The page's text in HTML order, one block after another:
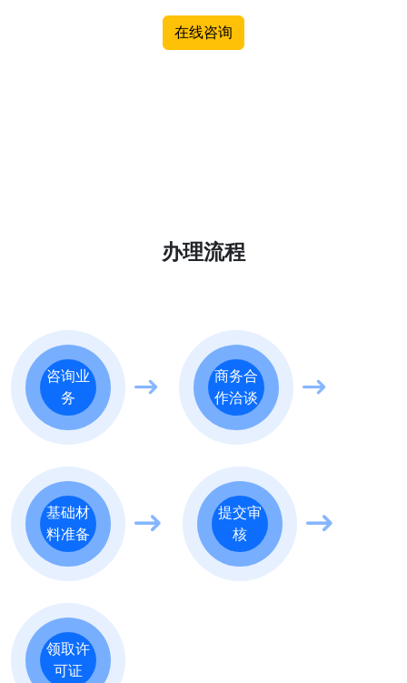
在线咨询
办理流程
咨询业
务
商务合
作洽谈
基础材
料准备
提交审
核
领取许
可证